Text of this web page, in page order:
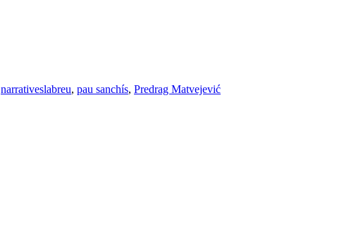
narrativeslabreu, pau sanchís, Predrag Matvejević